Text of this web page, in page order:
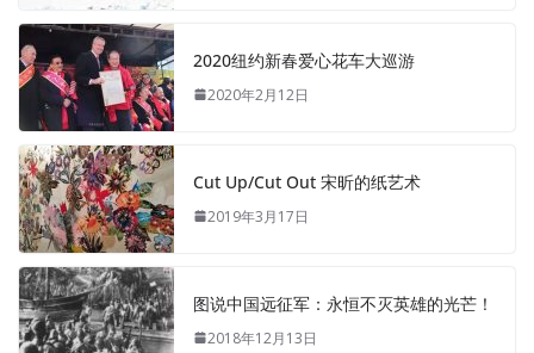
2020纽约新春爱心花车大巡游
2020年2月12日
Cut Up/Cut Out 宋昕的纸艺术
2019年3月17日
图说中国远征军：永恒不灭英雄的光芒！
2018年12月13日